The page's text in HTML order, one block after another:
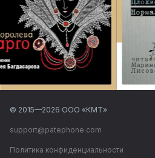
© 2015—2026 ООО «КМТ»
support@patephone.com
Политика конфиденциальности